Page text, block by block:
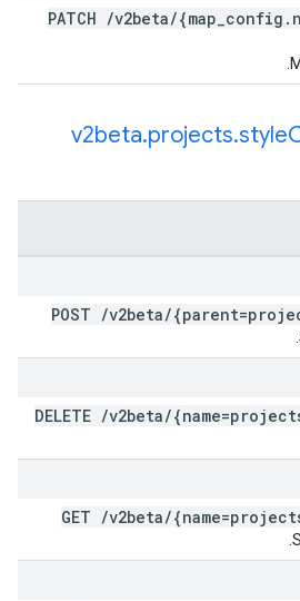
PATCH /v2beta/{map config .
v2beta.projects.style
POST /v2beta/
DELETE /v2beta/
GET /v2beta/